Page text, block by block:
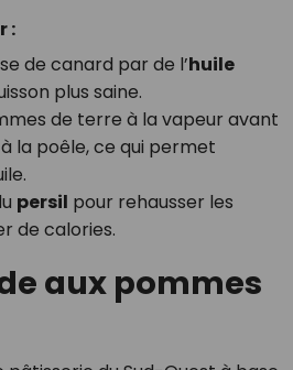
:
de canard par de l’huile
plus saine.
de terre à la vapeur avant
la poêle, ce qui permet
persil pour rehausser les
de calories.
aux pommes